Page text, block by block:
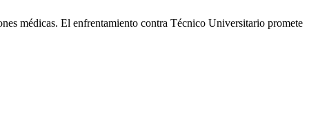
médicas. El enfrentamiento contra Técnico Universitario promete